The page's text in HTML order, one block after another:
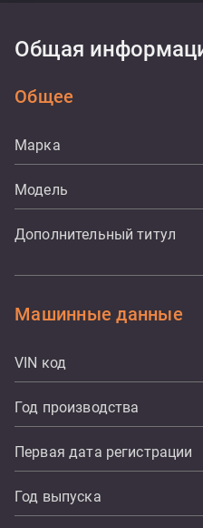
Общая
Общее
Марка
Модель
Дополнительный титул
Машинные данные
VIN код
Год производства
Первая дата регистрации
Год выпуска